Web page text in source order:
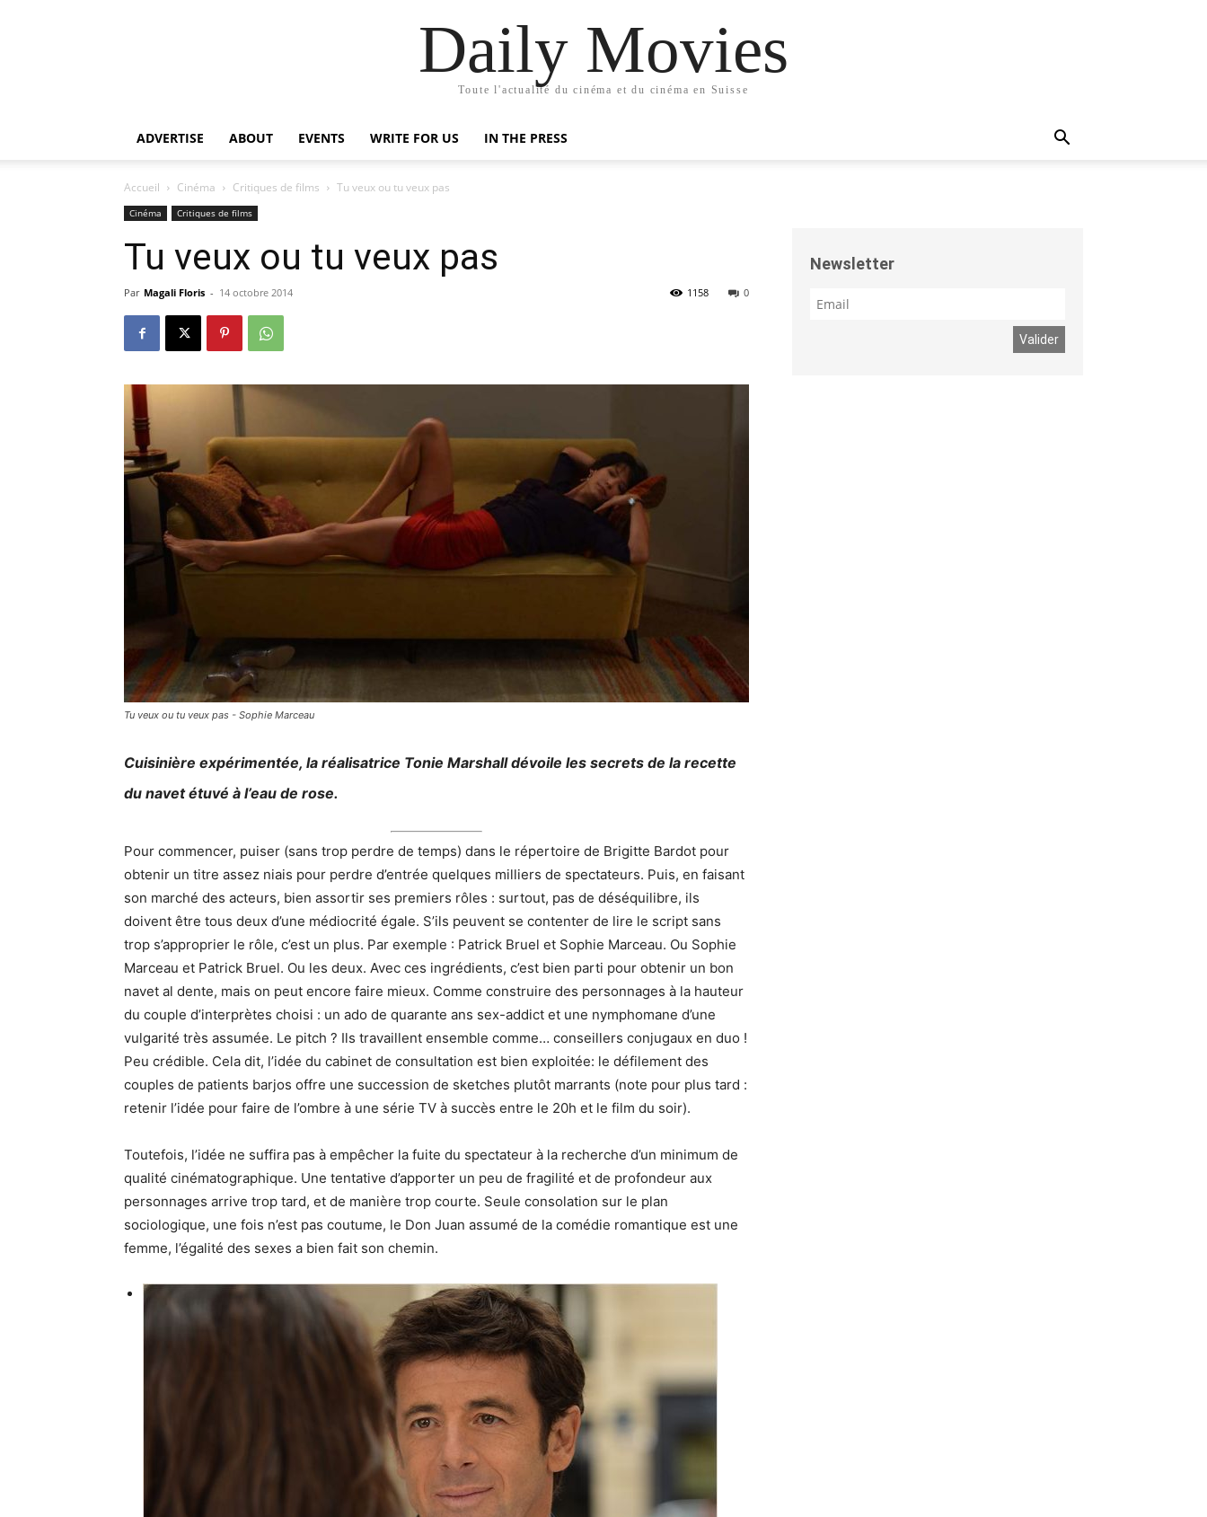
Daily Movies
Toute l'actualité du cinéma et du cinéma en Suisse
ADVERTISE ABOUT EVENTS WRITE FOR US IN THE PRESS
Accueil Cinéma Critiques de films Tu veux ou tu veux pas
Cinéma Critiques de films
Tu veux ou tu veux pas
Par Magali Floris - 14 octobre 2014 0
1158
Tu veux ou tu veux pas - Sophie Marceau
Cuisinière expérimentée, la réalisatrice Tonie Marshall dévoile les secrets de la recette
du navet étuvé à l’eau de rose.
Pour commencer, puiser (sans trop perdre de temps) dans le répertoire de Brigitte Bardot pour
obtenir un titre assez niais pour perdre d’entrée quelques milliers de spectateurs. Puis, en faisant
son marché des acteurs, bien assortir ses premiers rôles : surtout, pas de déséquilibre, ils
doivent être tous deux d’une médiocrité égale. S’ils peuvent se contenter de lire le script sans
trop s’approprier le rôle, c’est un plus. Par exemple : Patrick Bruel et Sophie Marceau. Ou Sophie
Marceau et Patrick Bruel. Ou les deux. Avec ces ingrédients, c’est bien parti pour obtenir un bon
navet al dente, mais on peut encore faire mieux. Comme construire des personnages à la hauteur
du couple d’interprètes choisi : un ado de quarante ans sex-addict et une nymphomane d’une
vulgarité très assumée. Le pitch ? Ils travaillent ensemble comme… conseillers conjugaux en duo !
Peu crédible. Cela dit, l’idée du cabinet de consultation est bien exploitée: le défilement des
couples de patients barjos offre une succession de sketches plutôt marrants (note pour plus tard :
retenir l’idée pour faire de l’ombre à une série TV à succès entre le 20h et le film du soir).
Toutefois, l’idée ne suffira pas à empêcher la fuite du spectateur à la recherche d’un minimum de
qualité cinématographique. Une tentative d’apporter un peu de fragilité et de profondeur aux
personnages arrive trop tard, et de manière trop courte. Seule consolation sur le plan
sociologique, une fois n’est pas coutume, le Don Juan assumé de la comédie romantique est une
femme, l’égalité des sexes a bien fait son chemin.
Newsletter